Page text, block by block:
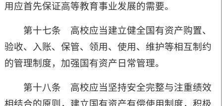
用应首先保证高等教育事业发展的需要。
第十七条 高校应当建立健全国有资产购置、
验收、入账、保管、领用、使用、维护等相互制约
的管理制度，加强国有资产日常管理。
第十八条 高校应当坚持安全完整与注重绩效
相结合的原则，建立国有资产有偿使用制度，积极